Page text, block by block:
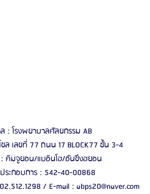
: โรงพยาบาลศัลยกรรม AB
ล เลขที่ 77 ถนน 17 BLOCK77 ชั้น 3-4
คิมจูยอน/แบอินโฮ/อันซึงฮยอน
ระกอบการ : 542-40-00868
/ E-mail : abps20@naver.com